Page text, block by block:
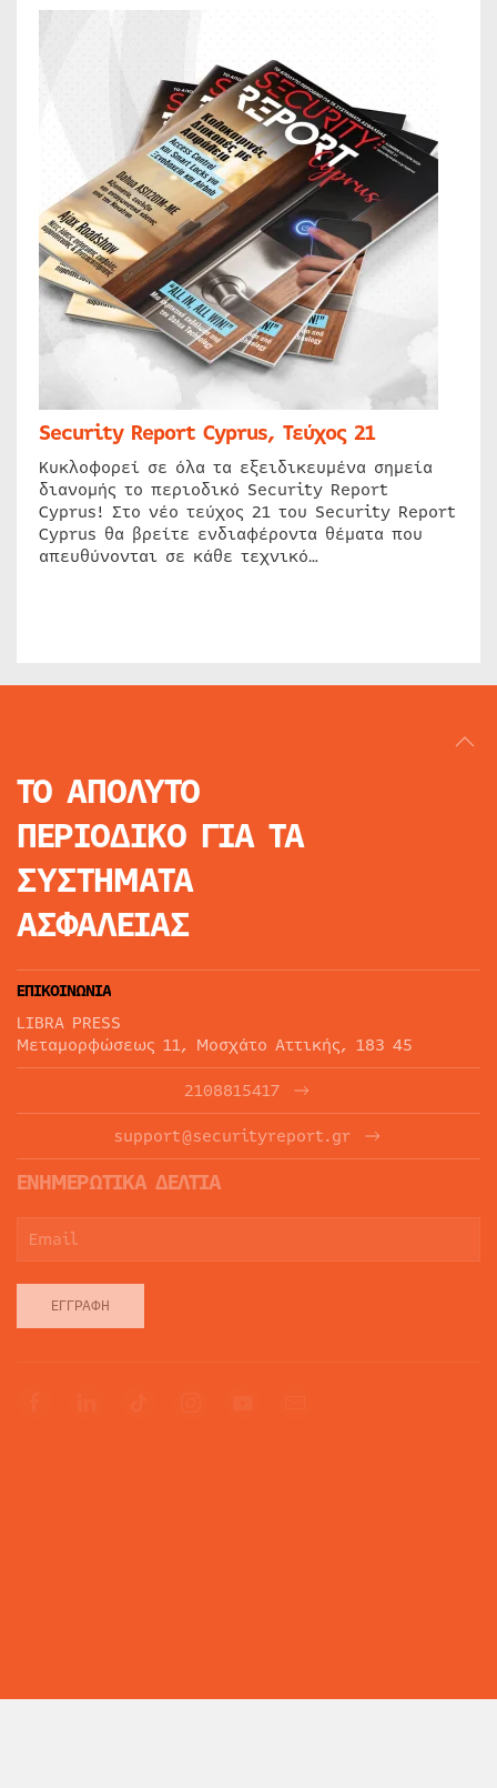
Security Report Cyprus, Τεύχος 21
Κυκλοφορεί σε όλα τα εξειδικευμένα σημεία
διανομής το περιοδικό Security Report
Cyprus! Στο νέο τεύχος 21 του Security Report
Cyprus θα βρείτε ενδιαφέροντα θέματα που
απευθύνονται σε κάθε τεχνικό…
ΤΟ ΑΠΟΛΥΤΟ
ΠΕΡΙΟΔΙΚΟ ΓΙΑ ΤΑ
ΣΥΣΤΗΜΑΤΑ
ΑΣΦΑΛΕΙΑΣ
ΕΠΙΚΟΙΝΩΝΙΑ
LIBRA PRESS
Μεταμορφώσεως 11, Μοσχάτο Αττικής, 183 45
2108815417
support@securityreport.gr
ΕΝΗΜΕΡΩΤΙΚΑ ΔΕΛΤΙΑ
ΕΓΓΡΑΦΉ